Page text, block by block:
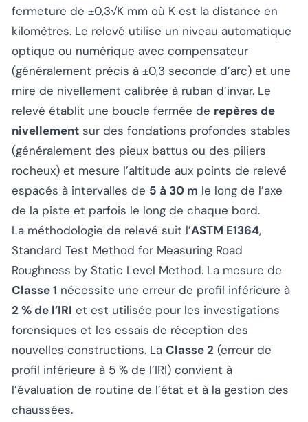
fermeture de ±0,3√K mm où K est la distance en
kilomètres. Le relevé utilise un niveau automatique
optique ou numérique avec compensateur
(généralement précis à ±0,3 seconde d’arc) et une
mire de nivellement calibrée à ruban d’invar. Le
relevé établit une boucle fermée de repères de
nivellement sur des fondations profondes stables
(généralement des pieux battus ou des piliers
rocheux) et mesure l’altitude aux points de relevé
espacés à intervalles de 5 à 30 m le long de l’axe
de la piste et parfois le long de chaque bord.
La méthodologie de relevé suit l’ASTM E1364,
Standard Test Method for Measuring Road
Roughness by Static Level Method. La mesure de
Classe 1 nécessite une erreur de profil inférieure à
2 % de l’IRI et est utilisée pour les investigations
forensiques et les essais de réception des
nouvelles constructions. La Classe 2 (erreur de
profil inférieure à 5 % de l’IRI) convient à
l’évaluation de routine de l’état et à la gestion des
chaussées.